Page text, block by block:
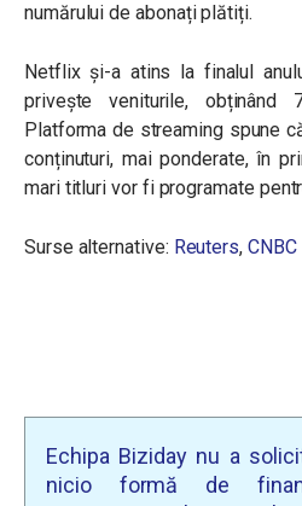
numărului de abonați plătiți.
Netflix și-a atins la finalul
privește veniturile, obținând
Platforma de streaming spune
conținuturi, mai ponderate, în
mari titluri vor fi programate
Surse alternative: Reuters, CNBC
Echipa Biziday nu a
nicio formă de